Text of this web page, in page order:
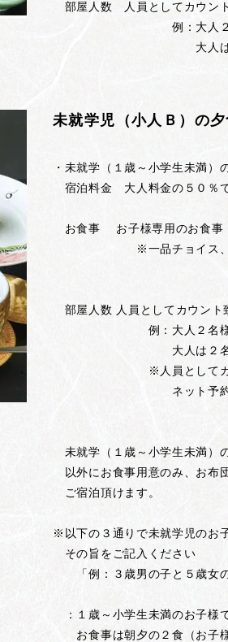
部屋人数 人員としてカウント
例：大人２名様と小
大人は４名１部屋の
未就学児（小人Ｂ）の
・未就学（１歳～小学生未満）
宿泊料金 大人料金の５０％で
お食事 お子様専用のお食事（
※一品チョイス、鍋チョ
部屋人数 人員としてカウント
例：大人２名様と５歳
大人は２名１部屋の料
※人員としてカウントし
ネット予約出来ませ
未就学（１歳～小学生未満）
以外にお食事用意のみ、お布
ご宿泊頂けます。
※以下の３通りで未就学児のお
その旨をご記入ください
「例：３歳男の子と５歳女の
：１歳～小学生未満のお子様
お食事は朝夕の２食（お子様